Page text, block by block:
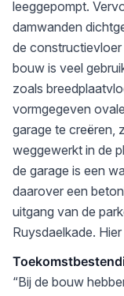
leeggepompt.
damwanden
de
bouw is veel
zoals
vormgegeven
garage te creëren,
weggewerkt in de
de garage is een
daarover een
uitgang van de
Ruysdaelkade.
“Bij de bouw